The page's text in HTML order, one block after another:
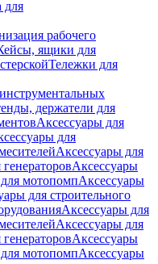
для
рабочего
ящики для
Тележки для
держатели для
Аксессуары для
для
Аксессуары для
Аксессуары
мотопомпАксессуары
для строительного
Аксессуары для
Аксессуары для
Аксессуары
мотопомпАксессуары